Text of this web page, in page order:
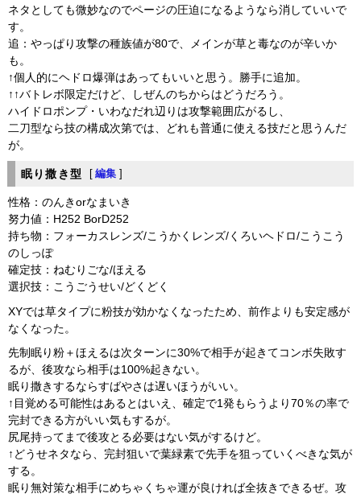
ネタとしても微妙なのでページの圧迫になるようなら消していいで
す。
追：やっぱり攻撃の種族値が80で、メインが草と毒なのが辛いか
も。
↑個人的にヘドロ爆弾はあってもいいと思う。勝手に追加。
↑↑バトレボ限定だけど、しぜんのちからはどうだろう。
ハイドロポンプ・いわなだれ辺りは攻撃範囲広がるし、
二刀型なら技の構成次第では、どれも普通に使える技だと思うんだ
が。
眠り撒き型 [ 編集 ]
性格：のんきorなまいき
努力値：H252 BorD252
持ち物：フォーカスレンズ/こうかくレンズ/くろいヘドロ/こうこう
のしっぽ
確定技：ねむりごな/ほえる
選択技：こうごうせい/どくどく
XYでは草タイプに粉技が効かなくなったため、前作よりも安定感が
なくなった。
先制眠り粉＋ほえるは次ターンに30%で相手が起きてコンボ失敗す
るが、後攻なら相手は100%起きない。
眠り撒きするならすばやさは遅いほうがいい。
↑目覚める可能性はあるとはいえ、確定で1発もらうより70％の率で
完封できる方がいい気もするが。
尻尾持ってまで後攻とる必要はない気がするけど。
↑どうせネタなら、完封狙いで葉緑素で先手を狙っていくべきな気が
する。
眠り無対策な相手にめちゃくちゃ運が良ければ全抜きできるぜ。攻